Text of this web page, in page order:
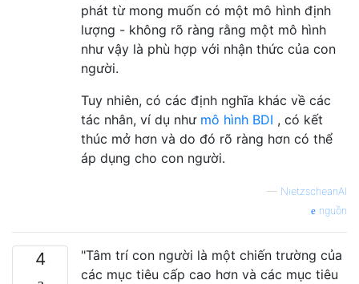
phát từ mong muốn có một mô hình định
lượng - không rõ ràng rằng một mô hình
như vậy là phù hợp với nhận thức của con
người.
Tuy nhiên, có các định nghĩa khác về các
tác nhân, ví dụ như mô hình BDI , có kết
thúc mở hơn và do đó rõ ràng hơn có thể
áp dụng cho con người.
— NietzscheanAI
nguồn
4
"Tâm trí con người là một chiến trường của
các mục tiêu cấp cao hơn và các mục tiêu